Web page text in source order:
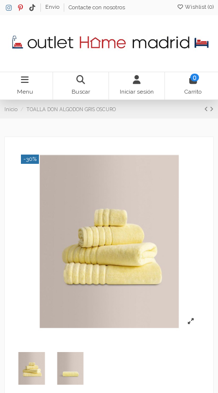
Envio Contacte con nosotros Wishlist (0)
Menu Buscar Iniciar sesión
0
Carrito
Inicio TOALLA DON ALGODON GRIS OSCURO
-30%